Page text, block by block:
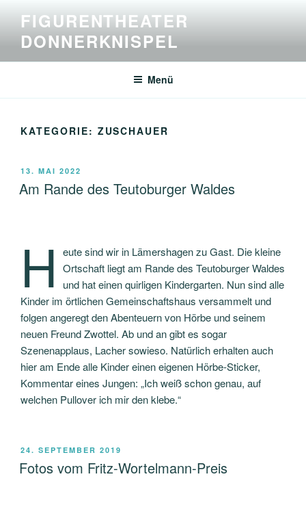
springen
FIGURENTHEATER
DONNERKNISPEL
Menü
KATEGORIE: ZUSCHAUER
VERÖFFENTLICHT
AM
13. MAI 2022
Am Rande des Teutoburger Waldes
H
eute sind wir in Lämershagen zu Gast. Die kleine
Ortschaft liegt am Rande des Teutoburger Waldes
und hat einen quirligen Kindergarten. Nun sind alle
Kinder im örtlichen Gemeinschaftshaus versammelt und
folgen angeregt den Abenteuern von Hörbe und seinem
neuen Freund Zwottel. Ab und an gibt es sogar
Szenenapplaus, Lacher sowieso. Natürlich erhalten auch
hier am Ende alle Kinder einen eigenen Hörbe-Sticker,
Kommentar eines Jungen: „Ich weiß schon genau, auf
welchen Pullover ich mir den klebe.“
VERÖFFENTLICHT
AM
24. SEPTEMBER 2019
Fotos vom Fritz-Wortelmann-Preis